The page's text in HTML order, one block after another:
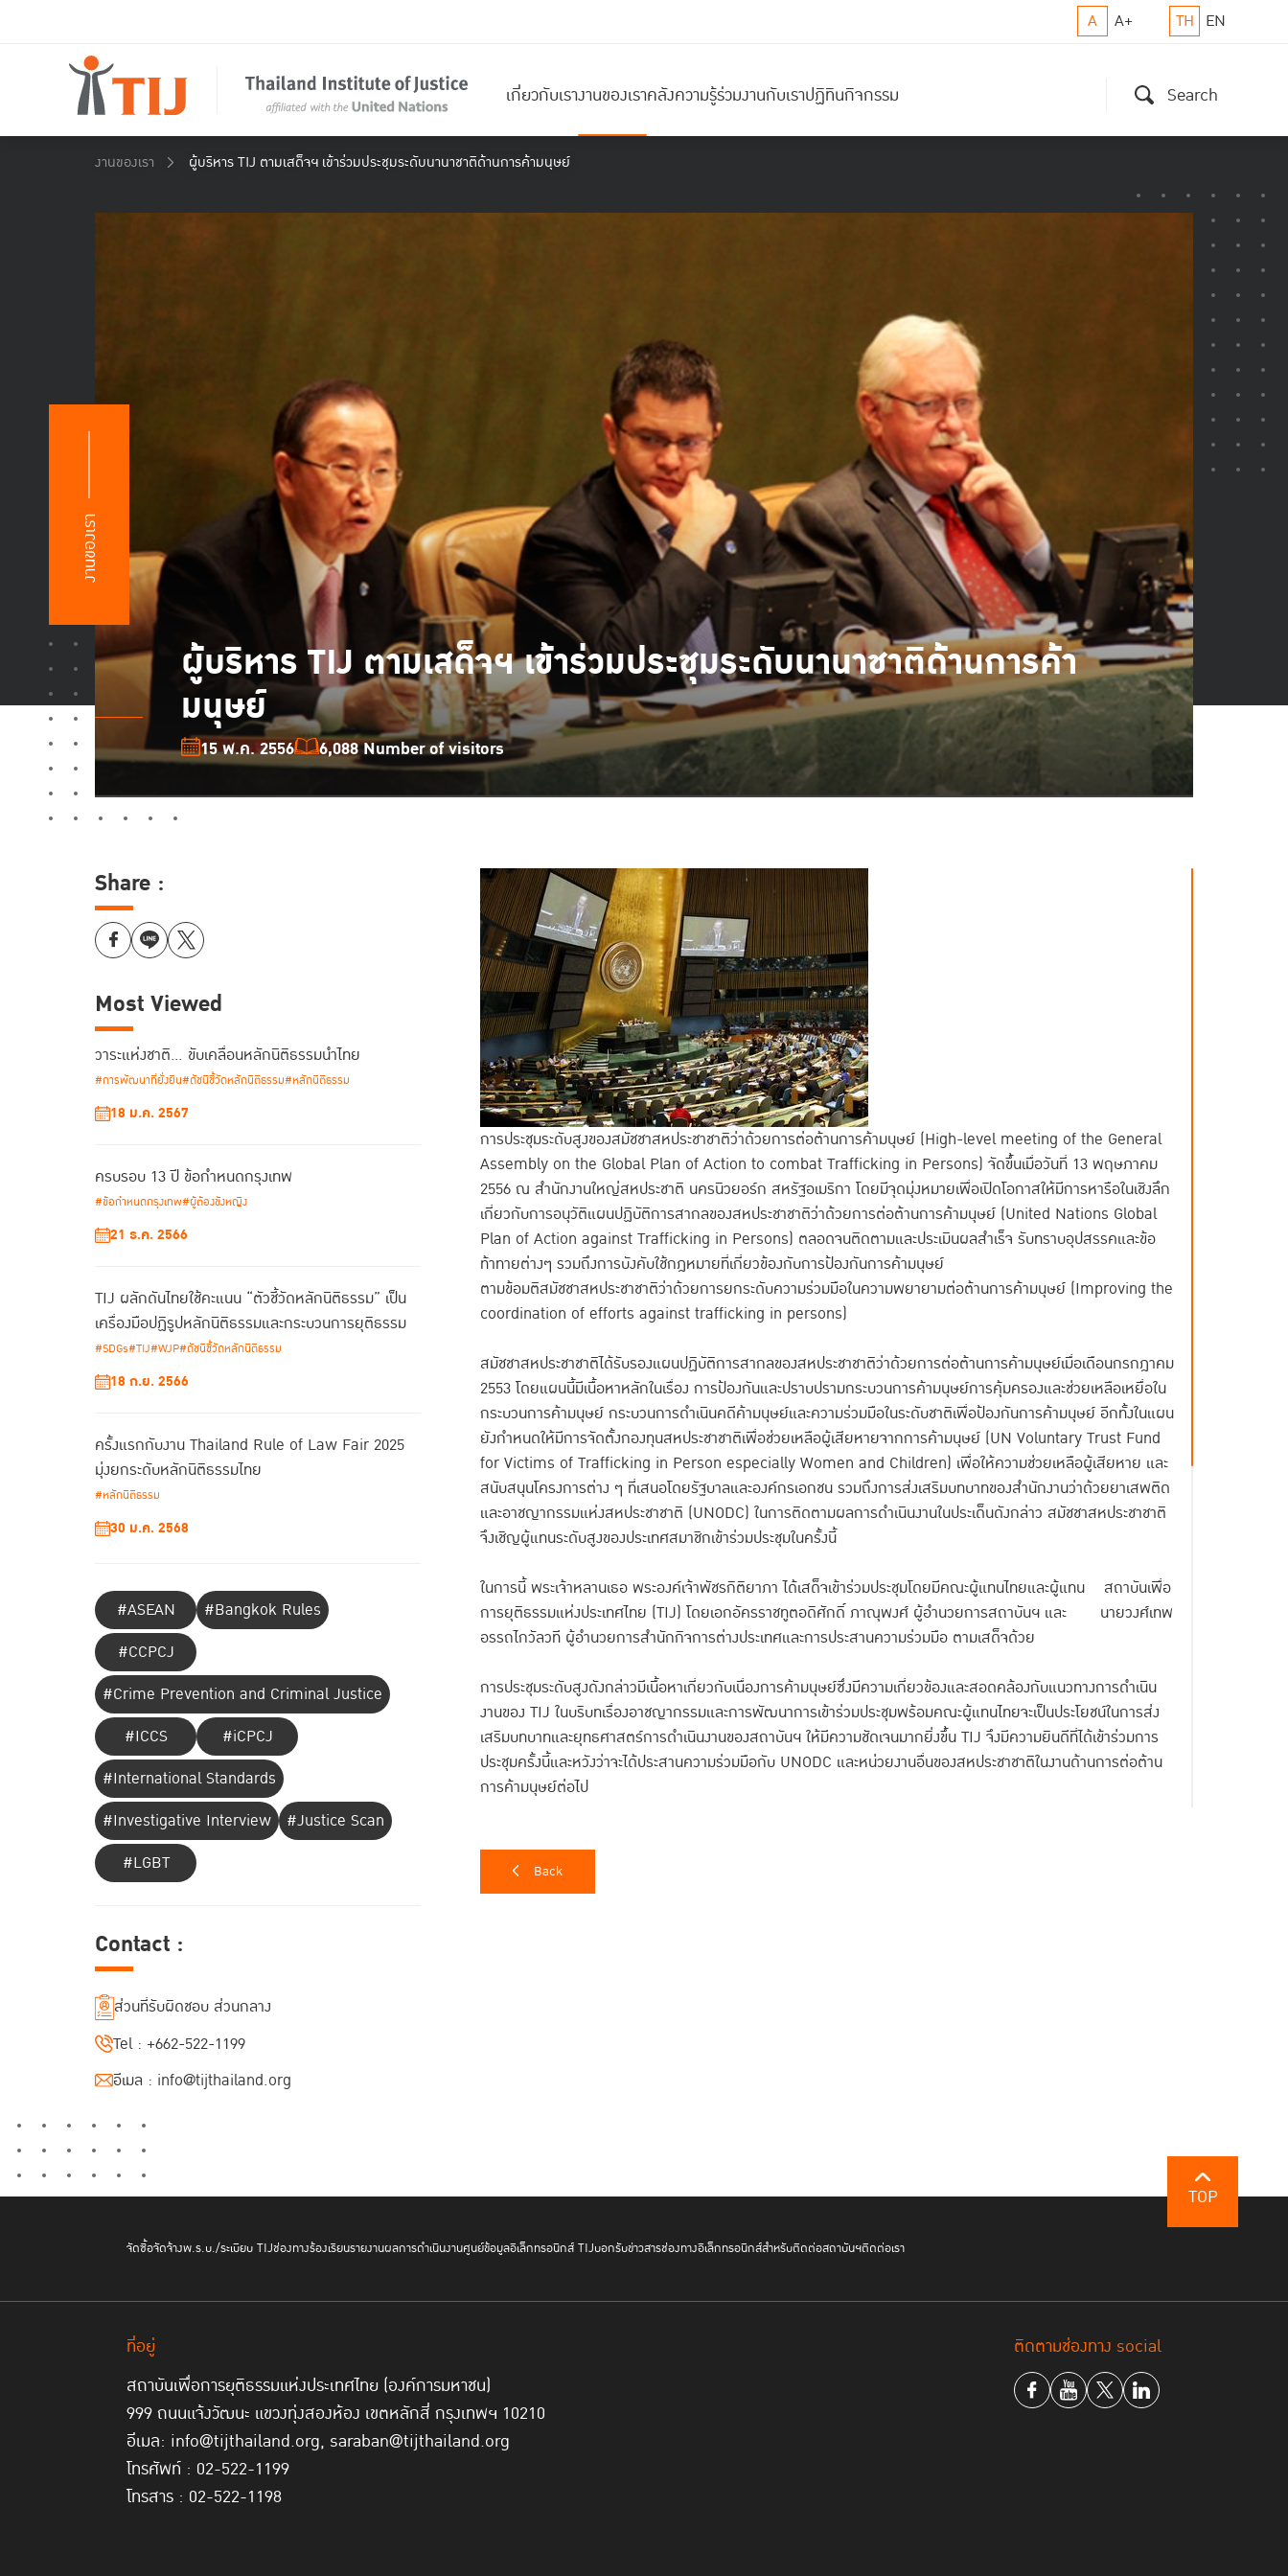
A A+ TH EN
เกี่ยวกับเรางานของเราคลังความรู้ร่วมงานกับเราปฏิทินกิจกรรม Search
งานของเรา ผู้บริหาร TIJ ตามเสด็จฯ เข้าร่วมประชุมระดับนานาชาติด้านการค้ามนุษย์
งานของเรา
ผู้บริหาร TIJ ตามเสด็จฯ เข้าร่วมประชุมระดับนานาชาติด้านการค้า
มนุษย์
15 พ.ค. 2556 6,088 Number of visitors
การประชุมระดับสูงของสมัชชาสหประชาชาติว่าด้วยการต่อต้านการค้ามนุษย์ (High-level meeting of the General
Assembly on the Global Plan of Action to combat Trafficking in Persons) จัดขึ้นเมื่อวันที่ 13 พฤษภาคม
2556 ณ สำนักงานใหญ่สหประชาติ นครนิวยอร์ก สหรัฐอเมริกา โดยมีจุดมุ่งหมายเพื่อเปิดโอกาสให้มีการหารือในเชิงลึก
เกี่ยวกับการอนุวัติแผนปฏิบัติการสากลของสหประชาชาติว่าด้วยการต่อต้านการค้ามนุษย์ (United Nations Global
Plan of Action against Trafficking in Persons) ตลอดจนติดตามและประเมินผลสำเร็จ รับทราบอุปสรรคและข้อ
ท้าทายต่างๆ รวมถึงการบังคับใช้กฎหมายที่เกี่ยวข้องกับการป้องกันการค้ามนุษย์
ตามข้อมติสมัชชาสหประชาชาติว่าด้วยการยกระดับความร่วมมือในความพยายามต่อต้านการค้ามนุษย์ (Improving the
coordination of efforts against trafficking in persons)
สมัชชาสหประชาชาติได้รับรองแผนปฏิบัติการสากลของสหประชาชาติว่าด้วยการต่อต้านการค้ามนุษย์เมื่อเดือนกรกฎาคม
2553 โดยแผนนี้มีเนื้อหาหลักในเรื่อง การป้องกันและปราบปรามกระบวนการค้ามนุษย์การคุ้มครองและช่วยเหลือเหยื่อใน
กระบวนการค้ามนุษย์ กระบวนการดำเนินคดีค้ามนุษย์และความร่วมมือในระดับชาติเพื่อป้องกันการค้ามนุษย์ อีกทั้งในแผน
ยังกำหนดให้มีการจัดตั้งกองทุนสหประชาชาติเพื่อช่วยเหลือผู้เสียหายจากการค้ามนุษย์ (UN Voluntary Trust Fund
for Victims of Trafficking in Person especially Women and Children) เพื่อให้ความช่วยเหลือผู้เสียหาย และ
สนับสนุนโครงการต่าง ๆ ที่เสนอโดยรัฐบาลและองค์กรเอกชน รวมถึงการส่งเสริมบทบาทของสำนักงานว่าด้วยยาเสพติด
และอาชญากรรมแห่งสหประชาชาติ (UNODC) ในการติดตามผลการดำเนินงานในประเด็นดังกล่าว สมัชชาสหประชาชาติ
จึงเชิญผู้แทนระดับสูงของประเทศสมาชิกเข้าร่วมประชุมในครั้งนี้
ในการนี้ พระเจ้าหลานเธอ พระองค์เจ้าพัชรกิติยาภา ได้เสด็จเข้าร่วมประชุมโดยมีคณะผู้แทนไทยและผู้แทน สถาบันเพื่อ
การยุติธรรมแห่งประเทศไทย (TIJ) โดยเอกอัครราชทูตอดิศักดิ์ ภาณุพงศ์ ผู้อำนวยการสถาบันฯ และ นายวงศ์เทพ
อรรถไกวัลวที ผู้อำนวยการสำนักกิจการต่างประเทศและการประสานความร่วมมือ ตามเสด็จด้วย
การประชุมระดับสูงดังกล่าวมีเนื้อหาเกี่ยวกับเนื่องการค้ามนุษย์ซึ่งมีความเกี่ยวข้องและสอดคล้องกับแนวทางการดำเนิน
งานของ TIJ ในบริบทเรื่องอาชญากรรมและการพัฒนาการเข้าร่วมประชุมพร้อมคณะผู้แทนไทยจะเป็นประโยชน์ในการส่ง
เสริมบทบาทและยุทธศาสตร์การดำเนินงานของสถาบันฯ ให้มีความชัดเจนมากยิ่งขึ้น TIJ จึงมีความยินดีที่ได้เข้าร่วมการ
ประชุมครั้งนี้และหวังว่าจะได้ประสานความร่วมมือกับ UNODC และหน่วยงานอื่นของสหประชาชาติในงานด้านการต่อต้าน
การค้ามนุษย์ต่อไป
http://www.un.org/en/ga/president/67/issues/trafficking/trafficking.shtml
Back
Share :
Most Viewed
วาระแห่งชาติ… ขับเคลื่อนหลักนิติธรรมนำไทย
#การพัฒนาที่ยั่งยืน#ดัชนีชี้วัดหลักนิติธรรม#หลักนิติธรรม
18 ม.ค. 2567
ครบรอบ 13 ปี ข้อกำหนดกรุงเทพ
#ข้อกำหนดกรุงเทพ#ผู้ต้องขังหญิง
21 ธ.ค. 2566
TIJ ผลักดันไทยใช้คะแนน “ตัวชี้วัดหลักนิติธรรม” เป็น
เครื่องมือปฏิรูปหลักนิติธรรมและกระบวนการยุติธรรม
#SDGs#TIJ#WJP#ดัชนีชี้วัดหลักนิติธรรม
18 ก.ย. 2566
ครั้งแรกกับงาน Thailand Rule of Law Fair 2025
มุ่งยกระดับหลักนิติธรรมไทย
#หลักนิติธรรม
30 ม.ค. 2568
#ASEAN
#Bangkok Rules
#CCPCJ
#Crime Prevention and Criminal Justice
#ICCS
#iCPCJ
#International Standards
#Investigative Interview
#Justice Scan
#LGBT
Contact :
ส่วนที่รับผิดชอบ ส่วนกลาง
Tel : +662-522-1199
อีเมล : info@tijthailand.org
TOP
จัดซื้อจัดจ้างพ.ร.บ./ระเบียบ TIJช่องทางร้องเรียนรายงานผลการดำเนินงานศูนย์ข้อมูลอิเล็กทรอนิกส์ TIJบอกรับข่าวสารช่องทางอิเล็กทรอนิกส์สำหรับติดต่อสถาบันฯติดต่อเรา
ที่อยู่
สถาบันเพื่อการยุติธรรมแห่งประเทศไทย (องค์การมหาชน)
999 ถนนแจ้งวัฒนะ แขวงทุ่งสองห้อง เขตหลักสี่ กรุงเทพฯ 10210
อีเมล: info@tijthailand.org, saraban@tijthailand.org
โทรศัพท์ : 02-522-1199
โทรสาร : 02-522-1198
ติดตามช่องทาง social